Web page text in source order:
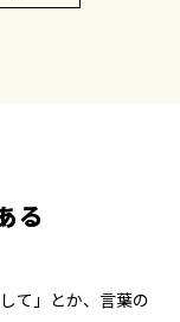
る
て」とか、言葉の